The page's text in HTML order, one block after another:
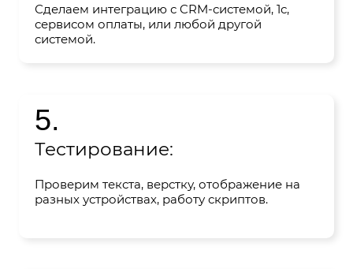
Сделаем интеграцию с CRM-системой, 1с,
сервисом оплаты, или любой другой
системой.
5.
Тестирование:
Проверим текста, верстку, отображение на
разных устройствах, работу скриптов.